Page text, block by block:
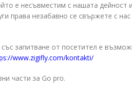
е несъвместим с нашата
права незабавно се свържете с
запитване от посетител е
www.zigifly.com/kontakti/
части за Go pro.